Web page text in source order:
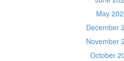
May
December
November
October